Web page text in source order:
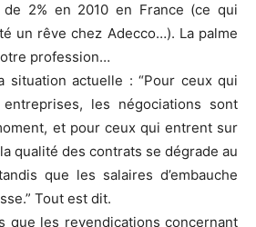
2% en 2010 en France (ce qui
un rêve chez Adecco…). La palme
profession…
situation actuelle : “Pour ceux qui
les négociations sont
et pour ceux qui entrent sur
qualité des contrats se dégrade au
que les salaires d’embauche
Tout est dit.
que les revendications concernant